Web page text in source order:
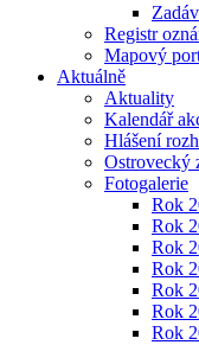
Registr
Mapový
Aktuálně
Aktuality
Kalendář
Hlášení
Ostrovecký
Fotogalerie
Rok
Rok
Rok
Rok
Rok
Rok
Rok